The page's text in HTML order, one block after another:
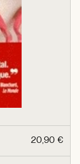
20,90 €